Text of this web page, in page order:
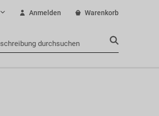
Deutsch Anmelden Warenkorb